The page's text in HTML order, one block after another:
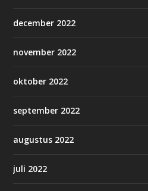
december 2022
november 2022
oktober 2022
september 2022
augustus 2022
juli 2022